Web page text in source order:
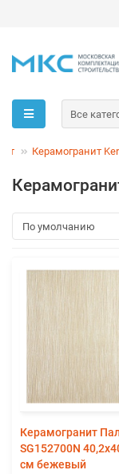
Все
Керамогранит
Керамогранит
SG152700N
см бежевый